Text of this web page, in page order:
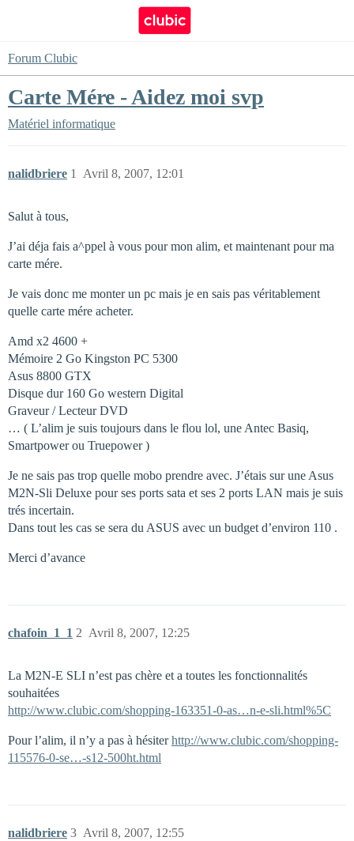
Forum Clubic
Carte Mére - Aidez moi svp
Matériel informatique
nalidbriere Avril 8, 2007, 12:01
1
Salut à tous,
J’ai déja fais a^ppel à vous pour mon alim, et maintenant pour ma
carte mére.
Je vais donc me monter un pc mais je en sais pas véritablement
quelle carte mére acheter.
Amd x2 4600 +
Mémoire 2 Go Kingston PC 5300
Asus 8800 GTX
Disque dur 160 Go western Digital
Graveur / Lecteur DVD
… ( L’alim je suis toujours dans le flou lol, une Antec Basiq,
Smartpower ou Truepower )
Je ne sais pas trop quelle mobo prendre avec. J’étais sur une Asus
M2N-Sli Deluxe pour ses ports sata et ses 2 ports LAN mais je suis
trés incertain.
Dans tout les cas se sera du ASUS avec un budget d’environ 110 .
Merci d’avance
chafoin_1_1 Avril 8, 2007, 12:25
2
La M2N-E SLI n’est pas chère et a toutes les fonctionnalités
souhaitées
http://www.clubic.com/shopping-163351-0-as…n-e-sli.html%5C
Pour l’alim, il n’y a pas à hésiterhttp://www.clubic.com/shopping-
115576-0-se…-s12-500ht.html
nalidbriere Avril 8, 2007, 12:55
3